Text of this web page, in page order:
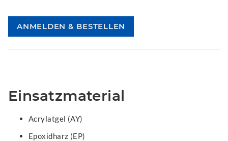
Einsatzmaterial
Acrylatgel (AY)
Epoxidharz (EP)